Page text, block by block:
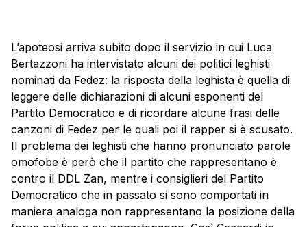
L’apoteosi arriva subito dopo il servizio in cui Luca
Bertazzoni ha intervistato alcuni dei politici leghisti
nominati da Fedez: la risposta della leghista è quella di
leggere delle dichiarazioni di alcuni esponenti del
Partito Democratico e di ricordare alcune frasi delle
canzoni di Fedez per le quali poi il rapper si è scusato.
Il problema dei leghisti che hanno pronunciato parole
omofobe è però che il partito che rappresentano è
contro il DDL Zan, mentre i consiglieri del Partito
Democratico che in passato si sono comportati in
maniera analoga non rappresentano la posizione della